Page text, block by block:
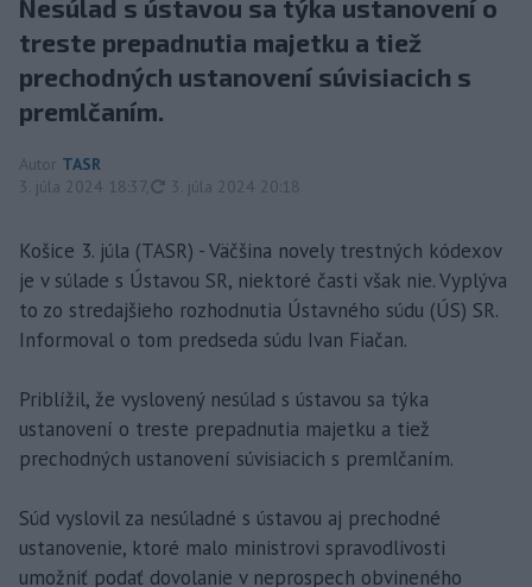
Nesúlad s ústavou sa týka ustanovení o
treste prepadnutia majetku a tiež
prechodných ustanovení súvisiacich s
premlčaním.
Autor TASR
3. júla 2024 18:37
aktualizované
3. júla 2024 20:18
Košice 3. júla (TASR) - Väčšina novely trestných kódexov
je v súlade s Ústavou SR, niektoré časti však nie. Vyplýva
to zo stredajšieho rozhodnutia Ústavného súdu (ÚS) SR.
Informoval o tom predseda súdu Ivan Fiačan.
Priblížil, že vyslovený nesúlad s ústavou sa týka
ustanovení o treste prepadnutia majetku a tiež
prechodných ustanovení súvisiacich s premlčaním.
Súd vyslovil za nesúladné s ústavou aj prechodné
ustanovenie, ktoré malo ministrovi spravodlivosti
umožniť podať dovolanie v neprospech obvineného